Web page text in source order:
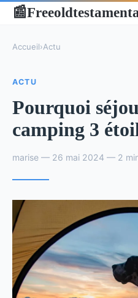
📰
Accueil›Actu
ACTU
Pourquoi
camping 3
marise — 26 mai 2024 — 2